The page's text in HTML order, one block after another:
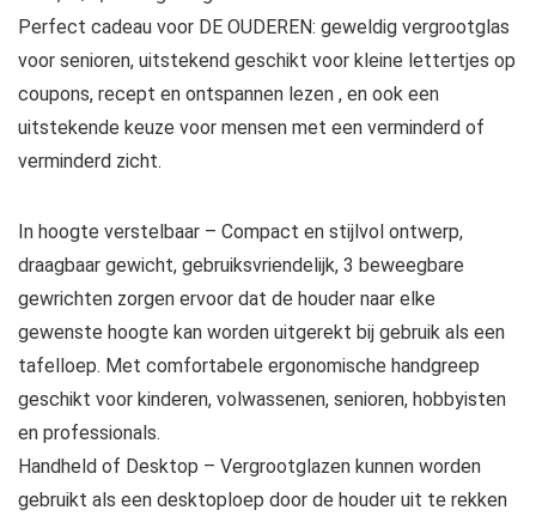
Perfect cadeau voor DE OUDEREN: geweldig vergrootglas
voor senioren, uitstekend geschikt voor kleine lettertjes op
coupons, recept en ontspannen lezen , en ook een
uitstekende keuze voor mensen met een verminderd of
verminderd zicht.
In hoogte verstelbaar – Compact en stijlvol ontwerp,
draagbaar gewicht, gebruiksvriendelijk, 3 beweegbare
gewrichten zorgen ervoor dat de houder naar elke
gewenste hoogte kan worden uitgerekt bij gebruik als een
tafelloep. Met comfortabele ergonomische handgreep
geschikt voor kinderen, volwassenen, senioren, hobbyisten
en professionals.
Handheld of Desktop – Vergrootglazen kunnen worden
gebruikt als een desktoploep door de houder uit te rekken